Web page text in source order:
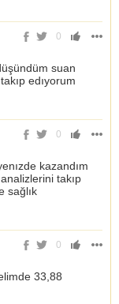
0
suan
edıyorum
0
kazandım
takıp
sağlık
0
33,88